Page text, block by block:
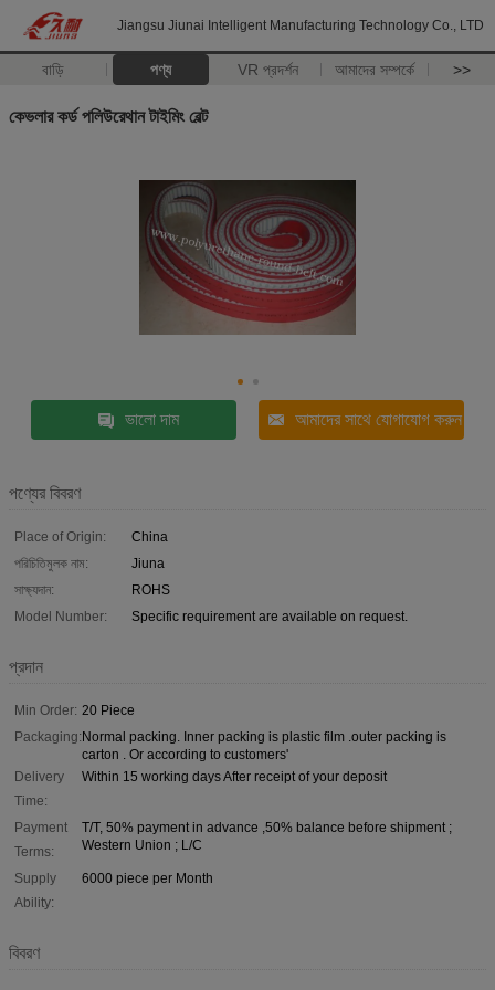
Jiangsu Jiunai Intelligent Manufacturing Technology Co., LTD
বাড়ি পণ্য VR প্রদর্শন আমাদের সম্পর্কে >>
কেভলার কর্ড পলিউরেথান টাইমিং বেল্ট
ভালো দাম আমাদের সাথে যোগাযোগ করুন
পণ্যের বিবরণ
Place of Origin:
China
পরিচিতিমুলক নাম:
Jiuna
সাক্ষ্যদান:
ROHS
Model Number:
Specific requirement are available on request.
প্রদান
Min Order: 20 Piece
Packaging:Normal packing. Inner packing is plastic film .outer packing is
carton . Or according to customers'
Delivery
Time:
Within 15 working days After receipt of your deposit
Payment
Terms:
T/T, 50% payment in advance ,50% balance before shipment ;
Western Union ; L/C
Supply
Ability:
6000 piece per Month
বিবরণ